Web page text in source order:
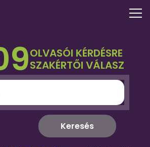
OLVASÓI KÉRDÉSRE
SZAKÉRTŐI VÁLASZ